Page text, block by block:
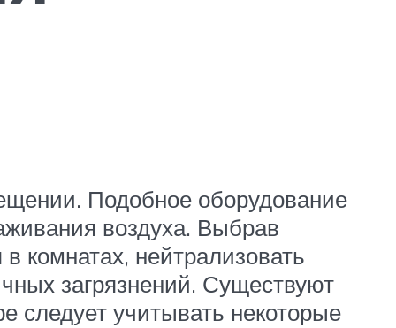
Подобное оборудование
воздуха. Выбрав
комнатах, нейтрализовать
загрязнений. Существуют
учитывать некоторые